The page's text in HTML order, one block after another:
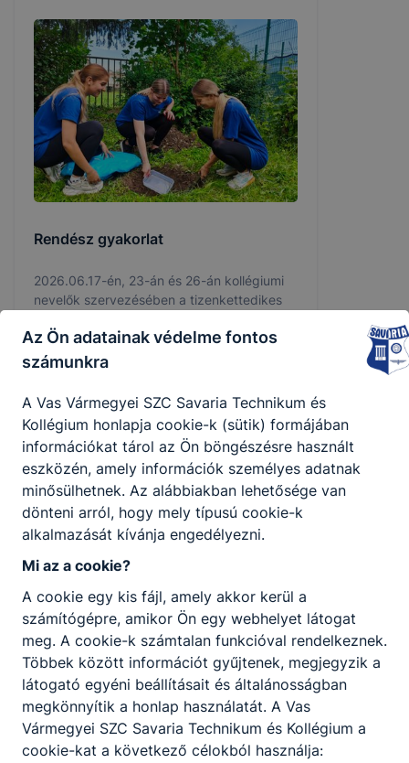
Rendész gyakorlat
2026.06.17-én, 23-án és 26-án kollégiumi
nevelők szervezésében a tizenkettedikes
menetgyakorlaton vettek részt.
Bukovinszky Márta tanárnő
elismerése
A Városháza nagytermében rendezték meg
az idei pedagógusnapi ünnepséget.
Az Ön adatainak védelme fontos
számunkra
A Vas Vármegyei SZC Savaria Technikum és
Kollégium honlapja cookie-k (sütik) formájában
információkat tárol az Ön böngészésre használt
eszközén, amely információk személyes adatnak
minősülhetnek. Az alábbiakban lehetősége van
dönteni arról, hogy mely típusú cookie-k
alkalmazását kívánja engedélyezni.
Mi az a cookie?
A cookie egy kis fájl, amely akkor kerül a
számítógépre, amikor Ön egy webhelyet látogat
meg. A cookie-k számtalan funkcióval rendelkeznek.
Többek között információt gyűjtenek, megjegyzik a
látogató egyéni beállításait és általánosságban
megkönnyítik a honlap használatát. A Vas
Vármegyei SZC Savaria Technikum és Kollégium a
cookie-kat a következő célokból használja: